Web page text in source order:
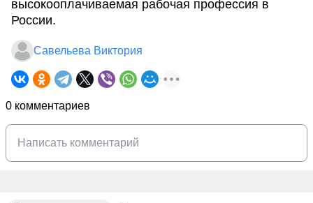
высокооплачиваемая рабочая профессия в
России.
Савельева Виктория
0 комментариев